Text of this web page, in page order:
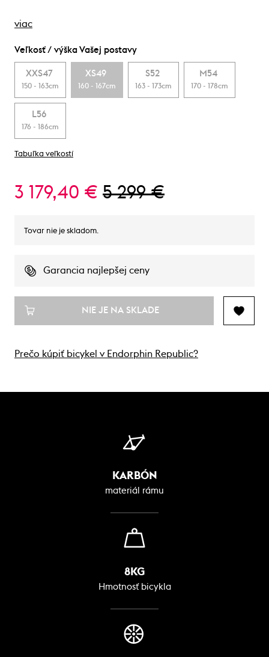
viac
Veľkosť / výška Vašej postavy
XXS47
150 - 163cm
XS49
160 - 167cm
S52
163 - 173cm
M54
170 - 178cm
L56
176 - 186cm
Tabuľka veľkostí
3 179,40 € 5 299 €
Tovar nie je skladom.
Garancia najlepšej ceny
NIE JE NA SKLADE
Prečo kúpiť bicykel v Endorphin Republic?
KARBÓN
materiál rámu
8KG
Hmotnosť bicykla